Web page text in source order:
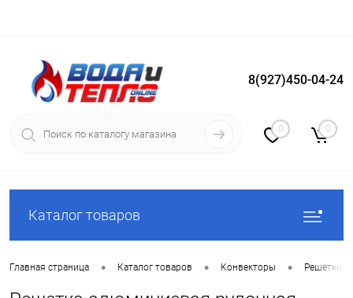
Вход Регистрация
8(927)450-04-24
0 0
Каталог товаров
Главная страница • Каталог товаров • Конвекторы • Решетки